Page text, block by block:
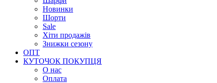
Новинки
Шорти
Sale
Хіти продажів
Знижки сезону
ОПТ
КУТОЧОК ПОКУПЦЯ
О нас
Оплата